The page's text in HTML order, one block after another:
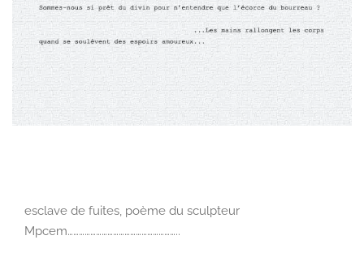
esclave de fuites, poème du sculpteur
Mpcem…………………………………………………..